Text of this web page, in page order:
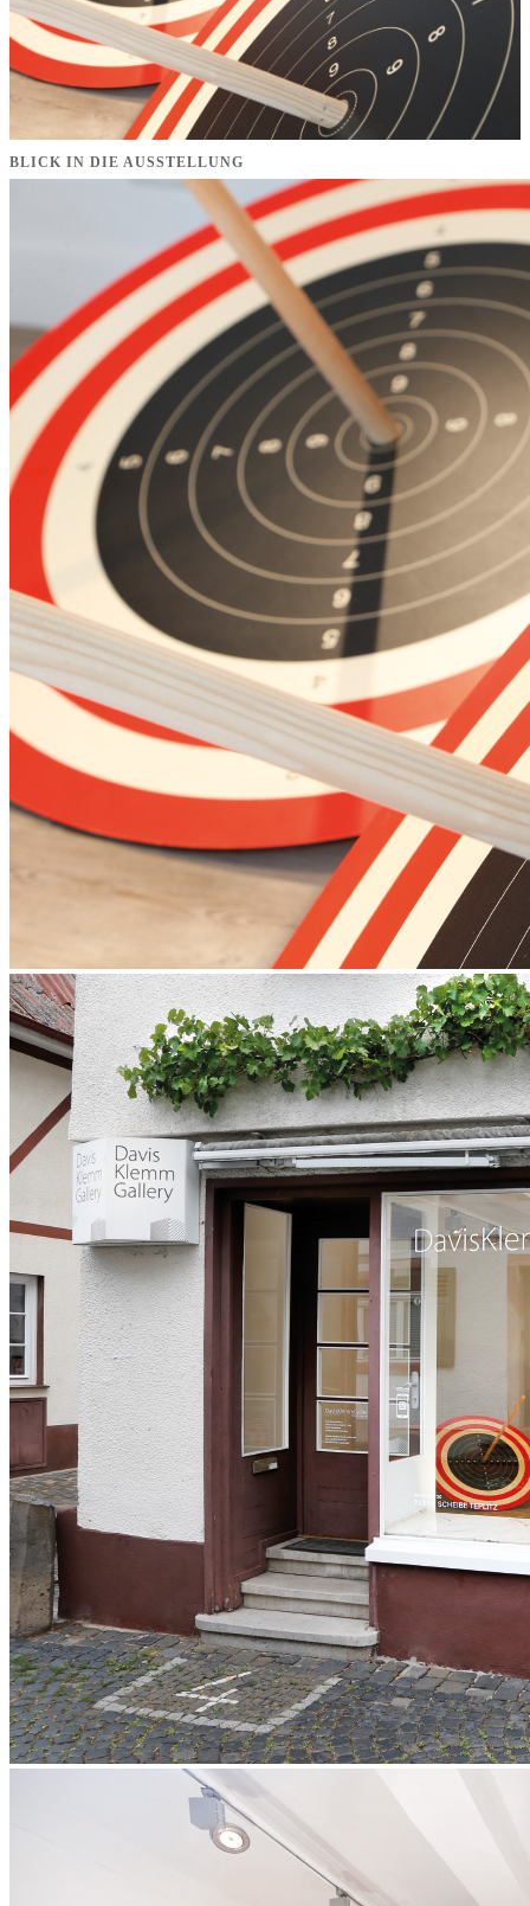
BLICK IN DIE AUSSTELLUNG